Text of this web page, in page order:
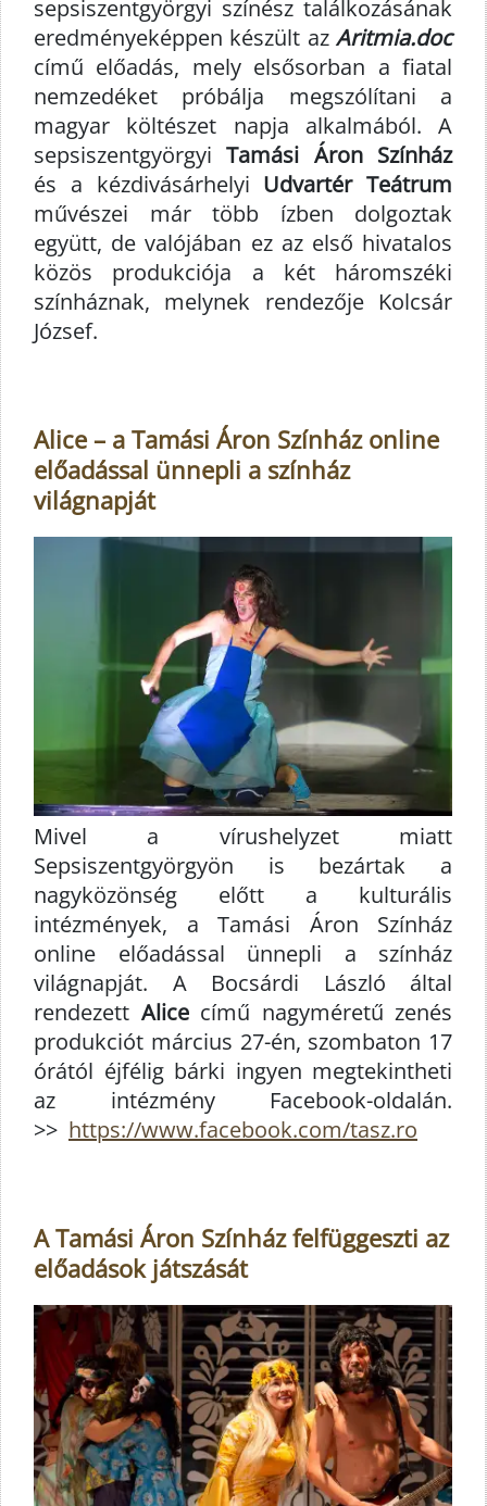
sepsiszentgyörgyi színész találkozásának
eredményeképpen készült azAritmia.doc
című előadás, mely elsősorban a fiatal
nemzedéket próbálja megszólítani a
magyar költészet napja alkalmából. A
sepsiszentgyörgyiTamási Áron Színház
és a kézdivásárhelyi Udvartér Teátrum
művészei már több ízben dolgoztak
együtt, de valójában ez az első hivatalos
közös produkciója a két háromszéki
színháznak, melynek rendezője Kolcsár
József.
Alice – a Tamási Áron Színház online
előadással ünnepli a színház
világnapját
Mivel a vírushelyzet miatt
Sepsiszentgyörgyön is bezártak a
nagyközönség előtt a kulturális
intézmények, a Tamási Áron Színház
online előadással ünnepli a színház
világnapját. A Bocsárdi László által
rendezett Alicecímű nagyméretű zenés
produkciót március 27-én, szombaton 17
órától éjfélig bárki ingyen megtekintheti
az intézmény Facebook-oldalán.
>> https://www.facebook.com/tasz.ro
A Tamási Áron Színház felfüggeszti az
előadások játszását